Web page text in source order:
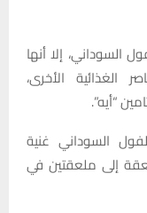
السوداني، إلا أنها
الغذائية الأخرى،
السوداني غنية
إلى ملعقتين في